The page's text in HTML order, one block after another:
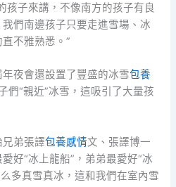
孩子來講，不像南方的孩子有良
們南邊孩子只要走進雪場、冰
不雅熟悉。”
夜會還設置了豐盛的冰雪包養
們“親近”冰雪，這吸引了大量孩
弟張譯包養感情文、張譯博一
好“冰上龍船”，弟弟最愛好“冰
么多真雪真冰，這和我們在室內雪